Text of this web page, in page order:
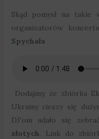
Skąd pomysł na takie
organizatorów
Spychała
Dodajmy, że zbiórka
Ukrainy cieszy się
DJ’om udało się
złotych. Link do